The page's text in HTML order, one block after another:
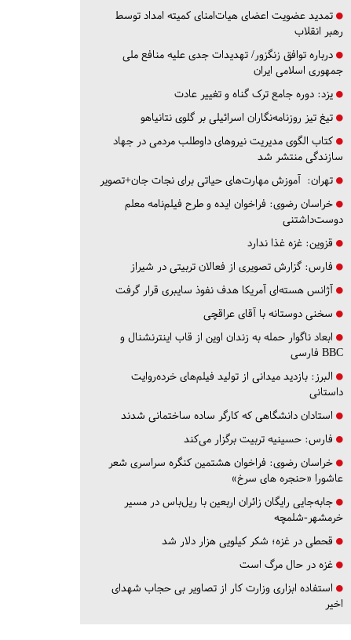
تمدید عضویت اعضای هیات‌امنای کمیته امداد توسط
رهبر انقلاب
درباره توافق زنگزور/ تهدیدات جدی علیه منافع ملی
جمهوری اسلامی ایران
یزد: دوره جامع ترک گناه و تغییر عادت
تیغ تیز روزنامه‌نگاران اسرائیلی بر گلوی نتانیاهو
کتاب الگوی مدیریت نیروهای داوطلب مردمی در جهاد
سازندگی منتشر شد
تهران: آموزش مهارت‌های حیاتی برای نجات جان+تصویر
خراسان رضوی: فراخوان ایده و طرح فیلم‌نامه معلم
دوست‌داشتنی
قزوین: غزه غذا ندارد
فارس: گزارش تصویری از فعالان تربیتی در شیراز
آژانس هسته‌ای آمریکا هدف نفوذ سایبری قرار گرفت
سخنی دوستانه با آقای عراقچی
ابعاد ناگوار حمله به زندان اوین از قاب اینترنشنال و
BBC فارسی
البرز: بازدید میدانی از تولید فیلم‌های خرده‌روایت
داستانی
استادان دانشگاهی که کارگر ساده ساختمانی شدند
فارس: حسینیه تربیت برگزار می‌کند
خراسان رضوی: فراخوان هشتمین کنگره سراسری شعر
عاشورا «حنجره های سرخ»
جابه‌جایی رایگان زائران اربعین با ریل‌باس در مسیر
خرمشهر-شلمچه
قحطی در غزه؛ شکر کیلویی هزار دلار شد
غزه در حال مرگ است
استفاده ابزاری وزارت کار از تصاویر بی حجاب شهدای
اخیر